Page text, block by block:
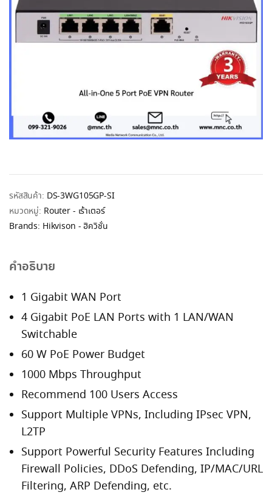
รหัสสินค้า: DS-3WG105GP-SI
หมวดหมู่: Router - เร้าเตอร์
Brands: Hikvison - ฮิควิชั่น
คำอธิบาย
1 Gigabit WAN Port
4 Gigabit PoE LAN Ports with 1 LAN/WAN
Switchable
60 W PoE Power Budget
1000 Mbps Throughput
Recommend 100 Users Access
Support Multiple VPNs, Including IPsec VPN,
L2TP
Support Powerful Security Features Including
Firewall Policies, DDoS Defending, IP/MAC/URL
Filtering, ARP Defending, etc.